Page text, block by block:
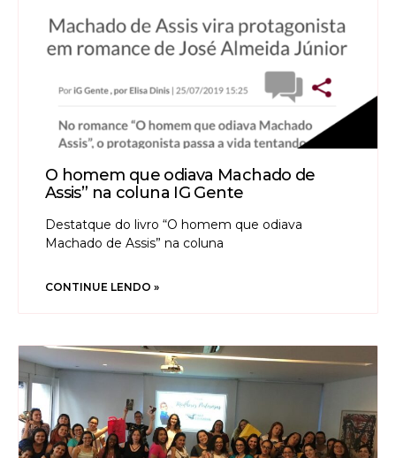
O homem que odiava Machado de
Assis” na coluna IG Gente
Destatque do livro “O homem que odiava
Machado de Assis” na coluna
CONTINUE LENDO »